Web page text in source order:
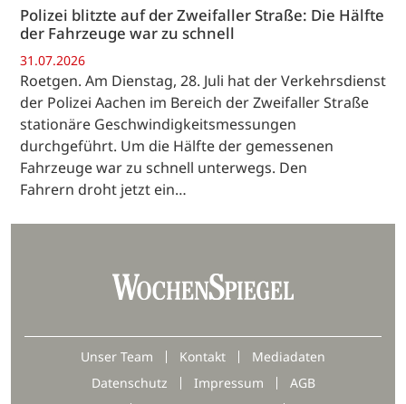
Polizei blitzte auf der Zweifaller Straße: Die Hälfte
der Fahrzeuge war zu schnell
31.07.2026
Roetgen. Am Dienstag, 28. Juli hat der Verkehrsdienst
der Polizei Aachen im Bereich der Zweifaller Straße
stationäre Geschwindigkeitsmessungen
durchgeführt. Um die Hälfte der gemessenen
Fahrzeuge war zu schnell unterwegs. Den
Fahrern droht jetzt ein…
Unser Team Kontakt
Mediadaten
Datenschutz
Impressum
AGB